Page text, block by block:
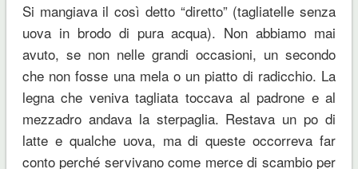
Si mangiava il così detto “diretto” (tagliatelle senza
uova in brodo di pura acqua). Non abbiamo mai
avuto, se non nelle grandi occasioni, un secondo
che non fosse una mela o un piatto di radicchio. La
legna che veniva tagliata toccava al padrone e al
mezzadro andava la sterpaglia. Restava un po di
latte e qualche uova, ma di queste occorreva far
conto perché servivano come merce di scambio per